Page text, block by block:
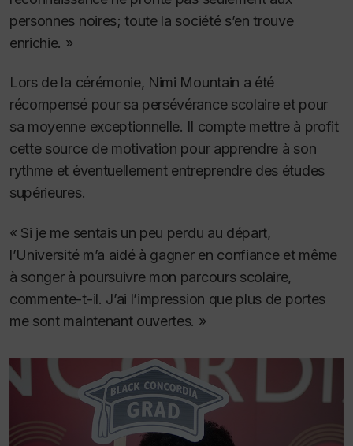
personnes noires; toute la société s’en trouve
enrichie. »
Lors de la cérémonie, Nimi Mountain a été
récompensé pour sa persévérance scolaire et pour
sa moyenne exceptionnelle. Il compte mettre à profit
cette source de motivation pour apprendre à son
rythme et éventuellement entreprendre des études
supérieures.
« Si je me sentais un peu perdu au départ,
l’Université m’a aidé à gagner en confiance et même
à songer à poursuivre mon parcours scolaire,
commente-t-il. J’ai l’impression que plus de portes
me sont maintenant ouvertes. »